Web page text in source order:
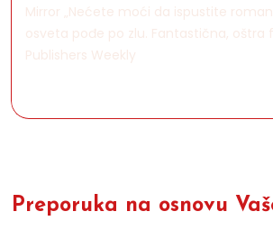
Mirror „Nećete moći da ispustite
osveta pođe po zlu. Fantastična, oštra
Publishers Weekly
Preporuka na osnovu